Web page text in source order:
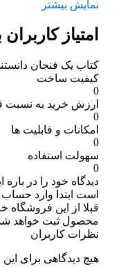
نمایش بیشتر
امتیاز کاربران
کتاب یک فنجان دانستنی 32 ساحل
کیفیت ساخت
0
ارزش خرید به نسبت
0
امکانات و قابلیت ها
0
سهولت استفاده
0
دیدگاه خود را در باره
است ابتدا وارد
قبلا از این فروشگاه
محصول ثبت خواهد
نظرات کاربران
هیچ دیدگاهی برای